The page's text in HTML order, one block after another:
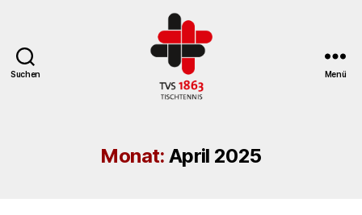
Suchen
Tischtennisabteilung
Menü
Monat: April 2025